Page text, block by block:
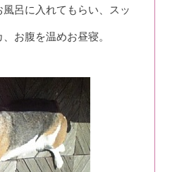
呂に入れてもらい、スッ
お腹を温めお昼寝。